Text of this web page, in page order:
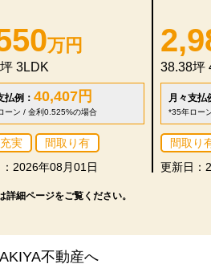
万円
3LDK
払例： 40,407 円
ーン / 金利0.525%の場合
実
間取り有
2026年08月01日
38.38坪
月々支払
*35年ロー
間取り
更新日：
詳細ページをご覧ください。
不動産へ